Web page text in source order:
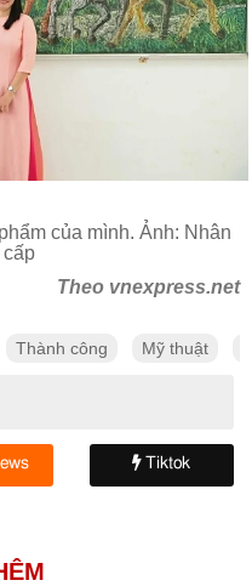
của mình. Ảnh: Nhân
cấp
Theo vnexpress.net
Thành công Mỹ thuật
Tiktok